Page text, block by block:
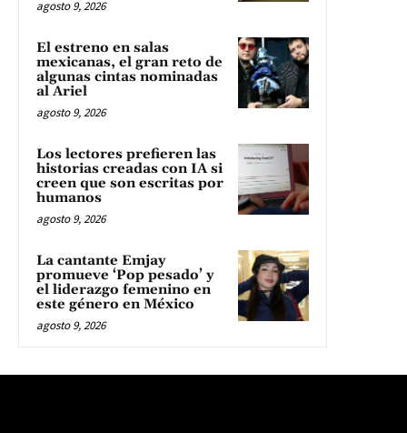
agosto 9, 2026
El estreno en salas
mexicanas, el gran reto de
algunas cintas nominadas
al Ariel
agosto 9, 2026
Los lectores prefieren las
historias creadas con IA si
creen que son escritas por
humanos
agosto 9, 2026
La cantante Emjay
promueve ‘Pop pesado’ y
el liderazgo femenino en
este género en México
agosto 9, 2026